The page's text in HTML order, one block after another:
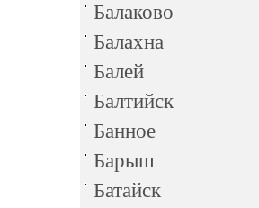
Балаково
Балахна
Балей
Балтийск
Банное
Барыш
Батайск